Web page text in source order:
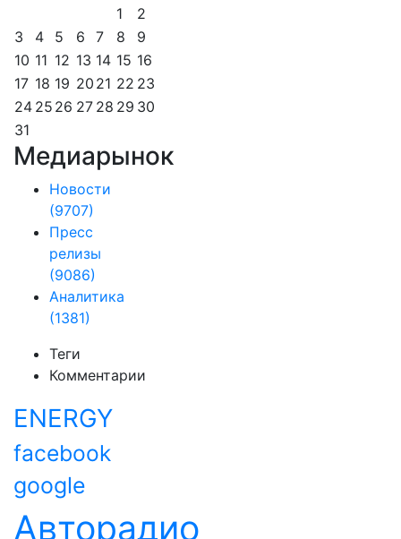
1
2
3
4 5 6 7 8
9
10 11 12 13 14 15 16
17 18 19 20 21 22 23
24 25 26 27 28 29 30
31
Медиарынок
Новости
(9707)
Пресс
релизы
(9086)
Аналитика
(1381)
Теги
Комментарии
ENERGY
facebook
google
Авторадио